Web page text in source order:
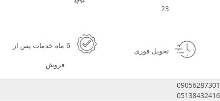
23
تحویل فوری
6 ماه خدمات پس از
فروش
09056287301
05138432416